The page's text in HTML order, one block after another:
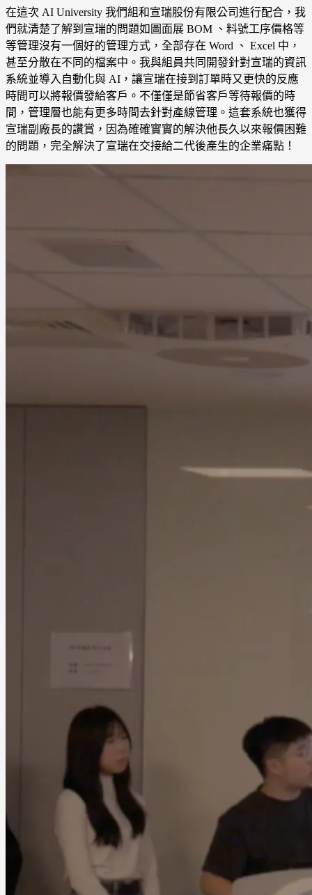
在這次 AI University 我們組和宣瑞股份有限公司進行配合，我
們就清楚了解到宣瑞的問題如圖面展 BOM 、料號工序價格等
等管理沒有一個好的管理方式，全部存在 Word 、 Excel 中，
甚至分散在不同的檔案中。我與組員共同開發針對宣瑞的資訊
系統並導入自動化與 AI，讓宣瑞在接到訂單時又更快的反應
時間可以將報價發給客戶。不僅僅是節省客戶等待報價的時
間，管理層也能有更多時間去針對產線管理。這套系統也獲得
宣瑞副廠長的讚賞，因為確確實實的解決他長久以來報價困難
的問題，完全解決了宣瑞在交接給二代後產生的企業痛點！